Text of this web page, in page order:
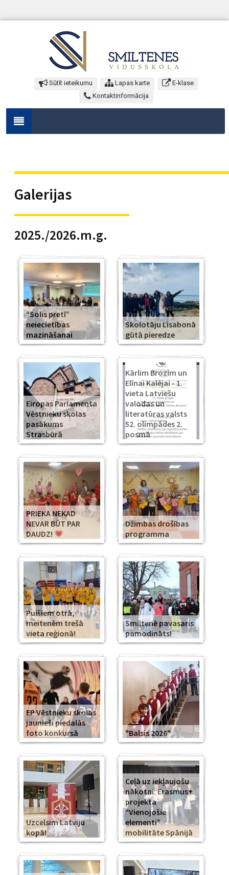
Sūtīt ieteikumu Lapas karte
E-klase
Kontaktinformācija
Galerijas
2025./2026.m.g.
“Solis pretī”
neiecietības
mazināšanai
Skolotāju Lisabonā
gūtā pieredze
Eiropas Parlamenta
Vēstnieku skolas
pasākums
Strasbūrā
Kārlim Brozim un
Elīnai Kalējai - 1.
vieta Latviešu
valodas un
literatūras valsts
52. olimpādes 2.
posmā
PRIEKA NEKAD
NEVAR BŪT PAR
DAUDZ!
Džimbas drošības
programma
Puišiem otrā,
meitenēm trešā
vieta reģionā!
Smiltenē pavasaris
pamodināts!
EP Vēstnieku skolas
jaunieši piedalās
foto konkursā
"Balsis 2026"
Uzcelsim Latviju
kopā!
Ceļā uz iekļaujošu
nākotni: Erasmus+
projekta
“Vienojošie
elementi”
mobilitāte Spānijā